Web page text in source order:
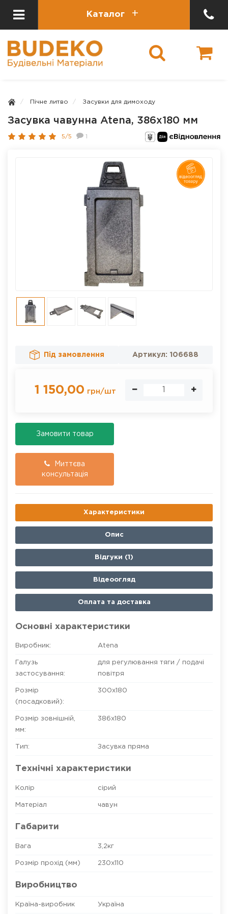
Каталог
Пічне литво Засувки для димоходу
Засувка чавунна Atena, 386х180 мм
5/5 1
Під замовлення Артикул: 106688
1 150,00 грн/шт
Замовити товар
Миттєва
консультація
Характеристики
Опис
Відгуки (1)
Відеоогляд
Оплата та доставка
Основні характеристики
Виробник: Atena
Галузь
застосування:
для регулювання тяги / подачі
повітря
Розмір
(посадковий):
300х180
Розмір зовнішній,
мм:
386х180
Тип: Засувка пряма
Технічні характеристики
Колір сірий
Матеріал чавун
Габарити
Вага 3,2кг
Розмір прохід (мм) 230х110
Виробництво
Країна-виробник Україна